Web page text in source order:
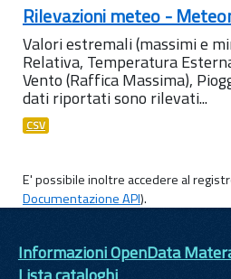
Rilevazioni meteo -
Valori estremali (massimi e
Relativa, Temperatura
Vento (Raffica Massima),
dati riportati sono rilevati...
CSV
E' possibile inoltre accedere al
Documentazione API).
Informazioni OpenData